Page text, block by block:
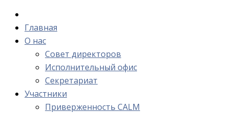
Главная
О нас
Cовет директоров
Исполнительный офис
Cекретариат
Участники
Приверженность CALM